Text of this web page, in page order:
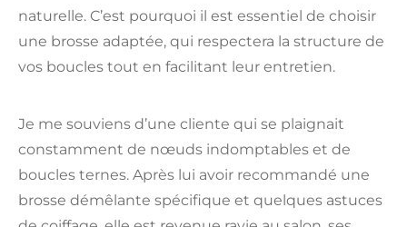
naturelle. C’est pourquoi il est essentiel de choisir
une brosse adaptée, qui respectera la structure de
vos boucles tout en facilitant leur entretien.
Je me souviens d’une cliente qui se plaignait
constamment de nœuds indomptables et de
boucles ternes. Après lui avoir recommandé une
brosse démêlante spécifique et quelques astuces